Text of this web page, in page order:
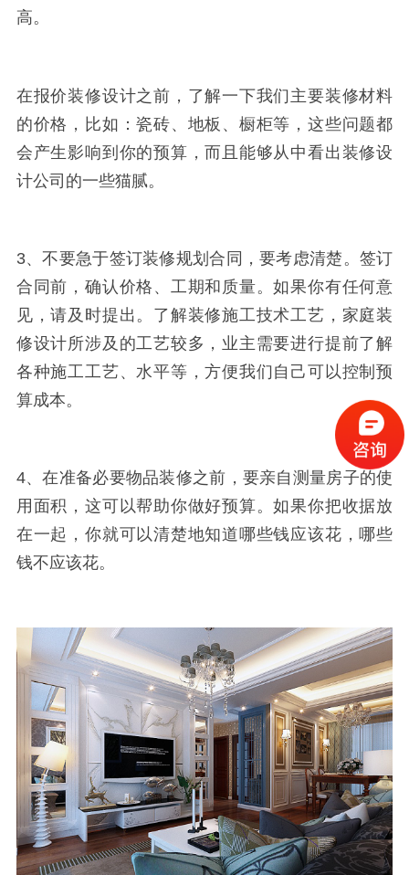
高。
在报价装修设计之前，了解一下我们主要装修材料
的价格，比如：瓷砖、地板、橱柜等，这些问题都
会产生影响到你的预算，而且能够从中看出装修设
计公司的一些猫腻。
3、不要急于签订装修规划合同，要考虑清楚。签订
合同前，确认价格、工期和质量。如果你有任何意
见，请及时提出。了解装修施工技术工艺，家庭装
修设计所涉及的工艺较多，业主需要进行提前了解
各种施工工艺、水平等，方便我们自己可以控制预
算成本。
4、在准备必要物品装修之前，要亲自测量房子的使
用面积，这可以帮助你做好预算。如果你把收据放
在一起，你就可以清楚地知道哪些钱应该花，哪些
钱不应该花。